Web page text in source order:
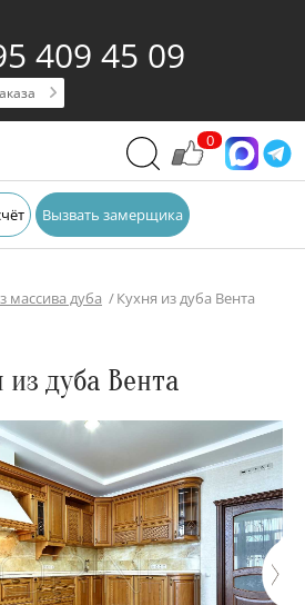
409 45 09
0
Вызвать замерщика
массива дуба Кухня из дуба Вента
из дуба Вента